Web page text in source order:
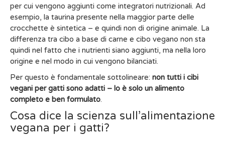
per cui vengono aggiunti come integratori nutrizionali. Ad
esempio, la taurina presente nella maggior parte delle
crocchette è sintetica – e quindi non di origine animale. La
differenza tra cibo a base di carne e cibo vegano non sta
quindi nel fatto che i nutrienti siano aggiunti, ma nella loro
origine e nel modo in cui vengono bilanciati.
Per questo è fondamentale sottolineare: non tutti i cibi
vegani per gatti sono adatti – lo è solo un alimento
completo e ben formulato.
Cosa dice la scienza sull’alimentazione
vegana per i gatti?